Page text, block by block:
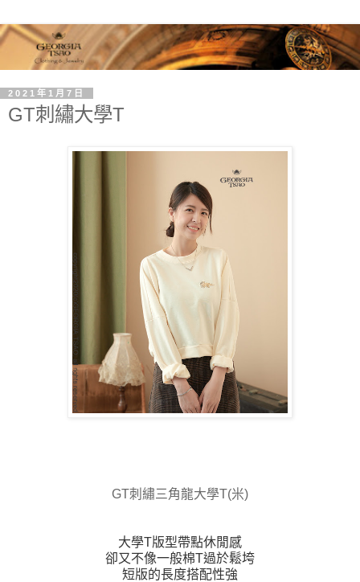
2021年1月7日
GT刺繡大學T
GT刺繡三角龍大學T(米)
大學T版型帶點休閒感
卻又不像一般棉T過於鬆垮
短版的長度搭配性強